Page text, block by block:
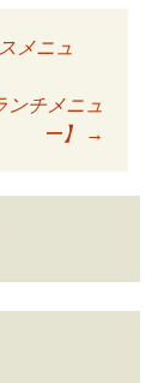
ョ
メニュ
ンチメニュ
ー】 →